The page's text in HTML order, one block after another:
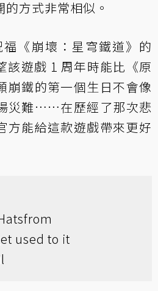
方式非常相似。
《崩壞：星穹鐵道》的
該遊戲 1 周年時能比《原
崩鐵的第一個生日不會像
災難……在歷經了那次悲
方能給這款遊戲帶來更好
from
used to it